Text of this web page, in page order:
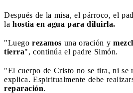
Después de la misa, el párroco, el
la hostia en agua para diluirla.
"Luego rezamos una oración y
tierra", continúa el padre Simón.
"El cuerpo de Cristo no se tira, ni se
explica. Espiritualmente debe
reparación.